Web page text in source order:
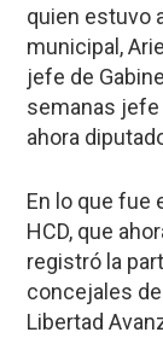
quien estuvo
municipal,
jefe de
semanas jefe
ahora
En lo que fue
HCD, que
registró la
concejales
Libertad